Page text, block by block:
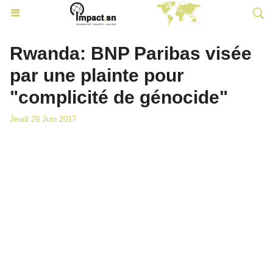
Rwanda: BNP Paribas visée
par une plainte pour
"complicité de génocide"
Jeudi 29 Juin 2017